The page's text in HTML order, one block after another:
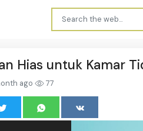
Hias untuk Kamar
ago 77